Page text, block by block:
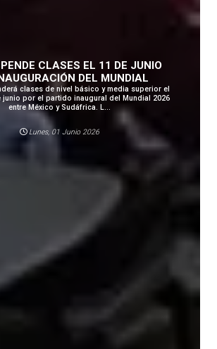
CLASES EL 11 DE JUNIO
DEL MUNDIAL
clases de nivel básico y media superior el
junio por el partido inaugural del Mundial 2026
entre México y Sudáfrica. L...
Lunes, 01 Junio 2026